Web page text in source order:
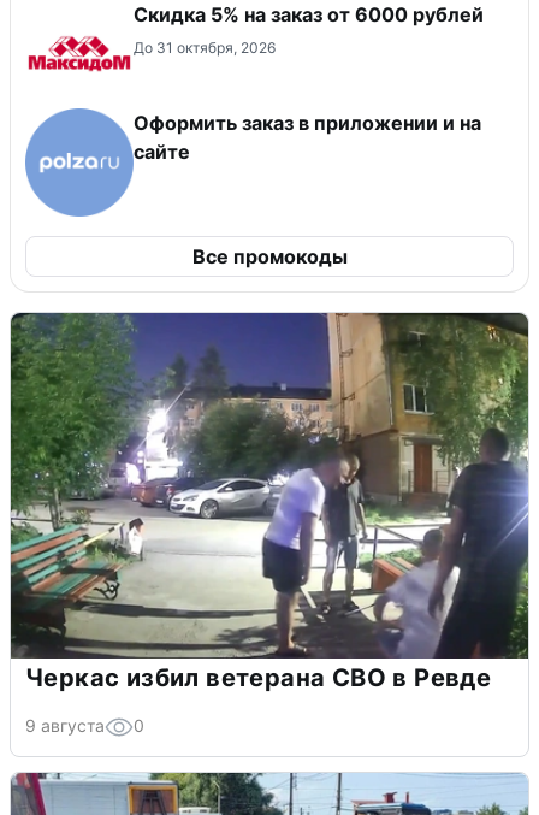
Скидка 5% на заказ от 6000 рублей
До 31 октября, 2026
Оформить заказ в приложении и на
сайте
Все промокоды
Черкас избил ветерана СВО в Ревде
9 августа 0